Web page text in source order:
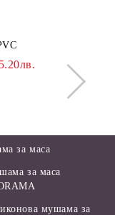
за маса
за маса
мушама за